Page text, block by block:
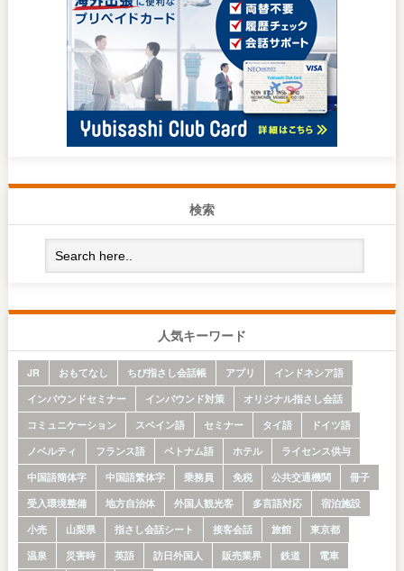
検索
人気キーワード
JR おもてなし ちび指さし会話帳 アプリ
インドネシア語
インバウンドセミナー
インバウンド対策
オリジナル指さし会話
コミュニケーション
スペイン語 セミナー タイ語
ドイツ語
ノベルティ
フランス語 ベトナム語 ホテル
ライセンス供与
中国語簡体字
中国語繁体字 乗務員 免税 公共交通機関
冊子
受入環境整備
地方自治体 外国人観光客 多言語対応
宿泊施設
小売
山梨県 指さし会話シート 接客会話 旅館
東京都
温泉
災害時 英語 訪日外国人 販売業界 鉄道
電車